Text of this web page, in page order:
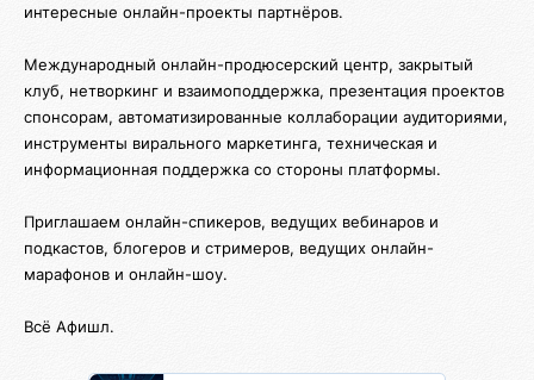
интересные онлайн-проекты партнёров.
Международный онлайн-продюсерский центр, закрытый
клуб, нетворкинг и взаимоподдержка, презентация проектов
спонсорам, автоматизированные коллаборации аудиториями,
инструменты вирального маркетинга, техническая и
информационная поддержка со стороны платформы.
Приглашаем онлайн-спикеров, ведущих вебинаров и
подкастов, блогеров и стримеров, ведущих онлайн-
марафонов и онлайн-шоу.
Всё Афишл.